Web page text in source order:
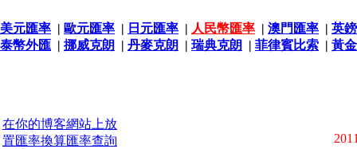
美元匯率 | 歐元匯率 | 日元匯率 | 人民幣匯率 | 澳門匯率 | 英
泰幣外匯 | 挪威克朗 | 丹麥克朗 | 瑞典克朗 | 菲律賓比索 | 黃
在你的博客網站上放
置匯率換算匯率查詢